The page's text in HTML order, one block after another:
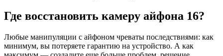
Где восстановить камеру айфона 16?
Любые манипуляции с айфоном чреваты последствиями: как
минимум, вы потеряете гарантию на устройство. А как